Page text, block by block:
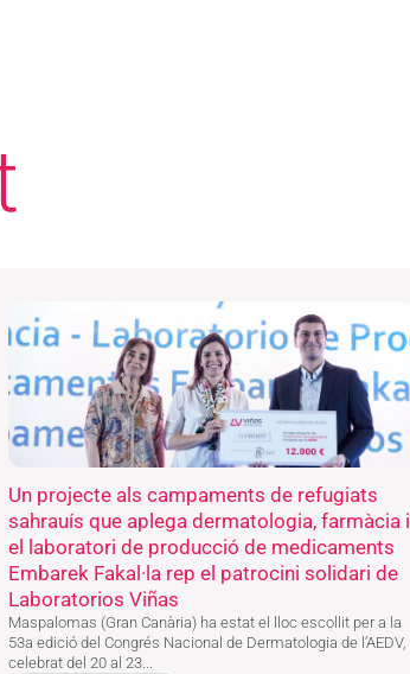
Un projecte als campaments de refugiats
sahrauís que aplega dermatologia, farmàcia i
el laboratori de producció de medicaments
Embarek Fakal·la rep el patrocini solidari de
Laboratorios Viñas
Maspalomas (Gran Canària) ha estat el lloc escollit per a la
53a edició del Congrés Nacional de Dermatologia de l’AEDV,
celebrat del 20 al 23...